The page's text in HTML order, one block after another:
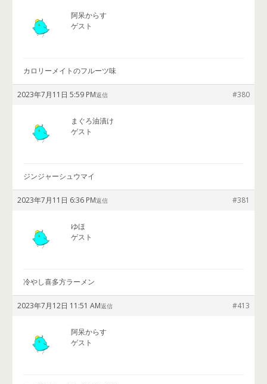
阿呆からす
ゲスト
カロリーメイトのフルーツ味
2023年7月11日 5:59 PM #380
返信
まぐろ油漬け
ゲスト
ジンジャーシュウマイ
2023年7月11日 6:36 PM #381
返信
ゆほ
ゲスト
冷やし喜多方ラーメン
2023年7月12日 11:51 AM #413
返信
阿呆からす
ゲスト